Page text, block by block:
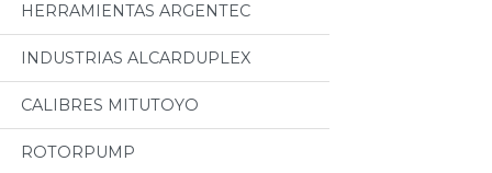
HERRAMIENTAS ARGENTEC
INDUSTRIAS ALCARDUPLEX
CALIBRES MITUTOYO
ROTORPUMP